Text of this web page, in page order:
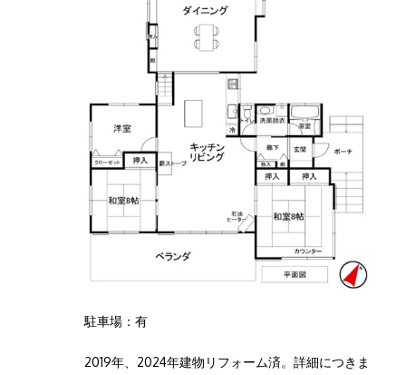
駐車場：有
2019年、2024年建物リフォーム済。詳細につきま